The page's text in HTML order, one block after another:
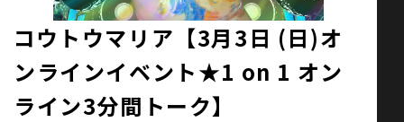
SNS
コウトウマリア【3月3日 (日)オ
ンラインイベント★1 on 1 オン
ライン3分間トーク】